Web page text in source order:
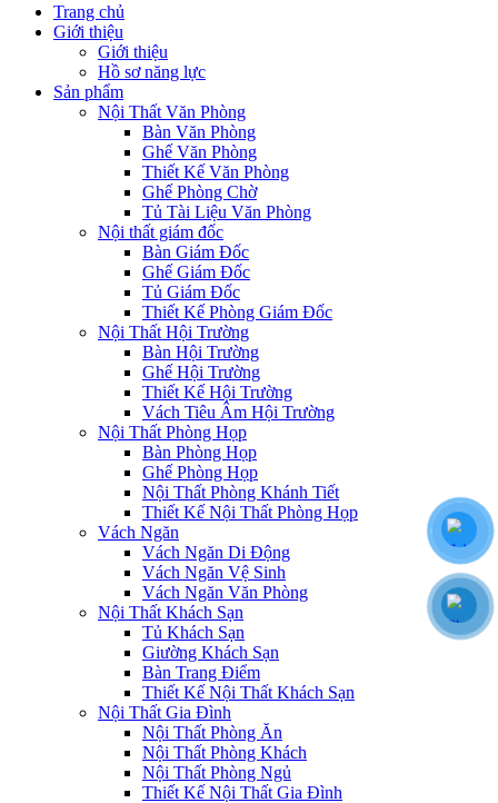
Trang chủ
Giới thiệu
Giới thiệu
Hồ sơ năng lực
Sản phẩm
Nội Thất Văn Phòng
Bàn Văn Phòng
Ghế Văn Phòng
Thiết Kế Văn Phòng
Ghế Phòng Chờ
Tủ Tài Liệu Văn Phòng
Nội thất giám đốc
Bàn Giám Đốc
Ghế Giám Đốc
Tủ Giám Đốc
Thiết Kế Phòng Giám Đốc
Nội Thất Hội Trường
Bàn Hội Trường
Ghế Hội Trường
Thiết Kế Hội Trường
Vách Tiêu Âm Hội Trường
Nội Thất Phòng Họp
Bàn Phòng Họp
Ghế Phòng Họp
Nội Thất Phòng Khánh Tiết
Thiết Kế Nội Thất Phòng Họp
Vách Ngăn
Vách Ngăn Di Động
Vách Ngăn Vệ Sinh
Vách Ngăn Văn Phòng
Nội Thất Khách Sạn
Tủ Khách Sạn
Giường Khách Sạn
Bàn Trang Điểm
Thiết Kế Nội Thất Khách Sạn
Nội Thất Gia Đình
Nội Thất Phòng Ăn
Nội Thất Phòng Khách
Nội Thất Phòng Ngủ
Thiết Kế Nội Thất Gia Đình